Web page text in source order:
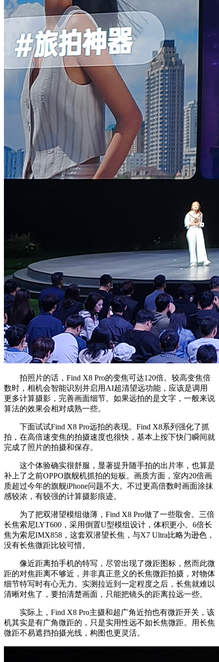
拍照片的话，Find X8 Pro的变焦可达120倍。较高变焦倍
数时，相机会智能识别并启用AI超清望远功能，应该是调用
更多计算摄影，完善画面细节。如果远拍的是文字，一般来说
算法的效果会相对成熟一些。
下面试试Find X8 Pro远拍的表现。Find X8系列强化了抓
拍，在高倍速变焦的拍摄速度也很快，基本上按下快门瞬间就
完成了照片的拍摄和保存。
这个体验确实很舒服，显著提升随手拍的出片率，也算是
补上了之前OPPO旗舰机抓拍的短板。画质方面，室内20倍画
质超过今年的旗舰iPhone问题不大。不过更高倍数时画面涂抹
感较浓，有较强的计算摄影痕迹。
为了把双潜望模组做薄，Find X8 Pro做了一些取舍。三倍
长焦索尼LYT600，采用倒置U型模组设计，体积更小。6倍长
焦为索尼IMX858，这套双潜望长焦，与X7 Ultra比略为逊色，
没有长焦微距比较可惜。
像近距离拍手机的特写，尽管出现了微距图标，然而此微
距的对焦距离不够近，并非真正意义的长焦微距拍摄，对物体
细节特写时有心无力。实测拉近到一定程度之后，长焦就难以
清晰对焦了，要拍清楚画面，只能把镜头的距离拉远一些。
实际上，Find X8 Pro主摄和超广角近拍也有微距开关，该
机其实是有广角微距的，只是实用性远不如长焦微距。用长焦
微距不易遮挡拍摄光线，构图也更灵活。